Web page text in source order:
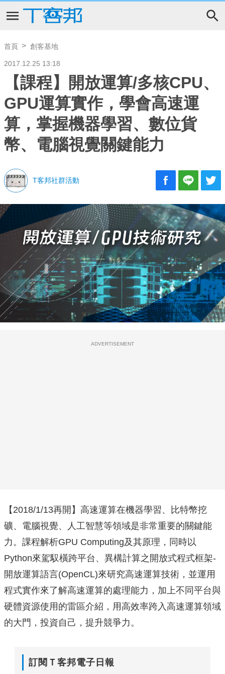
首頁 創客基地
2017.12.25 13:18
【課程】開放運算/多核CPU、
GPU運算實作，學會高速運
算，掌握機器學習、數位貨
幣、電腦視覺關鍵能力
T客邦社群活動
ADVERTISEMENT
【2018/1/13再開】高速運算在機器學習、比特幣挖
礦、電腦視覺、人工智慧等領域是非常重要的關鍵能
力。課程解析GPU Computing及其原理，同時以
Python來駕馭橫跨平台、異構計算之開放式程式框架-
開放運算語言(OpenCL)來研究高速運算技術，並運用
程式實作來了解高速運算的處理能力，加上不同平台與
硬體資源使用的雷區介紹，用高效率跨入高速運算領域
的大門，投資自己，提升競爭力。
訂閱Ｔ客邦電子日報